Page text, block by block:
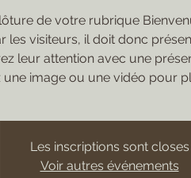
de votre rubrique
les visiteurs, il doit donc
leur attention avec une
une image ou une vidéo pour
Les inscriptions sont closes
Voir autres événements